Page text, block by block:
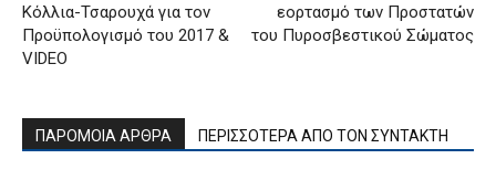
Κόλλια-Τσαρουχά για τον
Προϋπολογισμό του 2017 &
VIDEO
εορτασμό των Προστατών
του Πυροσβεστικού Σώματος
ΠΑΡΟΜΟΙΑ ΑΡΘΡΑ ΠΕΡΙΣΣΟΤΕΡΑ ΑΠΟ ΤΟΝ ΣΥΝΤΑΚΤΗ